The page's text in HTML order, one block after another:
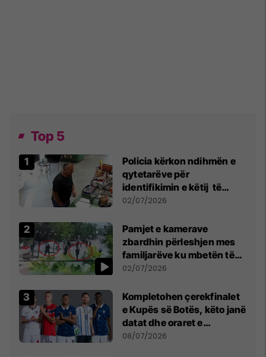
Top 5
Policia kërkon ndihmën e
qytetarëve për
identifikimin e këtij të
dyshuari
02/07/2026
Pamjet e kamerave
zbardhin përleshjen mes
familjarëve ku mbetën të
plagosur katër persona
02/07/2026
Kompletohen çerekfinalet
e Kupës së Botës, këto janë
datat dhe oraret e
ndeshjeve
08/07/2026